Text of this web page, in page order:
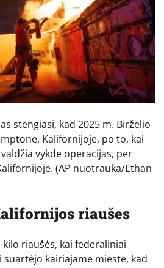
stengiasi, kad 2025 m. Birželio
Kalifornijoje, po to, kai
vykdė operacijas, per
(AP nuotrauka/Ethan
riaušes
kilo riaušės, kai federaliniai
kairiajame mieste, kad